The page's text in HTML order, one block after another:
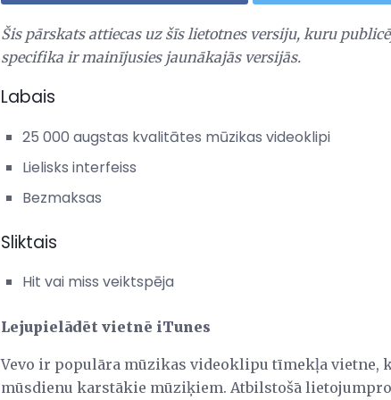
Šis pārskats attiecas uz šīs lietotnes versiju, kuru
specifika ir mainījusies jaunākajās versijās.
Labais
25 000 augstas kvalitātes mūzikas videoklipi
Lielisks interfeiss
Bezmaksas
Sliktais
Hit vai miss veiktspēja
Lejupielādēt vietnē iTunes
Vevo ir populāra mūzikas videoklipu tīmekļa
mūsdienu karstākie mūziķiem. Atbilstošā